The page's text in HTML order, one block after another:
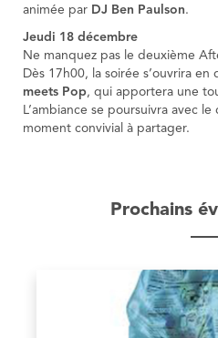
animée par DJ Ben Paulson.
Jeudi 18 décembre
Ne manquez pas le deuxième
Dès 17h00, la soirée s’ouvrira en
meets Pop, qui apportera une
L’ambiance se poursuivra avec le
moment convivial à partager.
Prochains